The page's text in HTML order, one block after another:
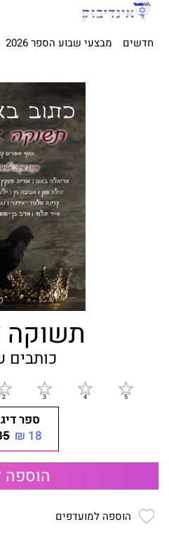
חדשים מבצעי שבוע הספר 2026
כותבים
ספר
18 ₪
₪
הוספה
הוספה למועדפים